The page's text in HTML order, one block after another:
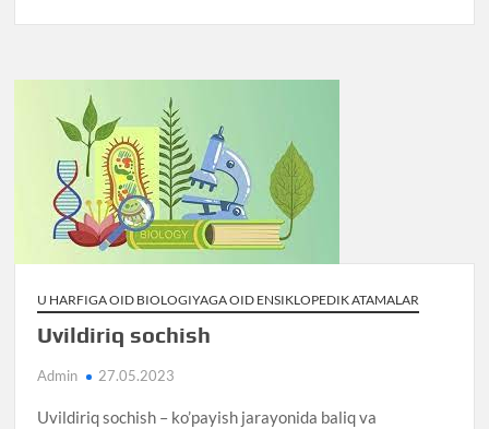
U HARFIGA OID BIOLOGIYAGA OID ENSIKLOPEDIK ATAMALAR
Uvildiriq sochish
Admin 27.05.2023
Uvildiriq sochish – ko’payish jarayonida baliq va